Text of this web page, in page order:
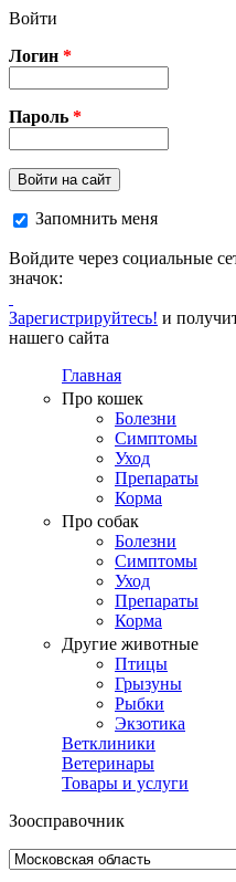
Перейти к основному
Войти
Логин *
Пароль *
Войти на сайт
Запомнить меня
Войдите через социальные
значок:
Зарегистрируйтесь! и
нашего сайта
Главная
Про кошек
Болезни
Симптомы
Уход
Препараты
Корма
Про собак
Болезни
Симптомы
Уход
Препараты
Корма
Другие животные
Птицы
Грызуны
Рыбки
Экзотика
Ветклиники
Ветеринары
Товары и услуги
Зоосправочник